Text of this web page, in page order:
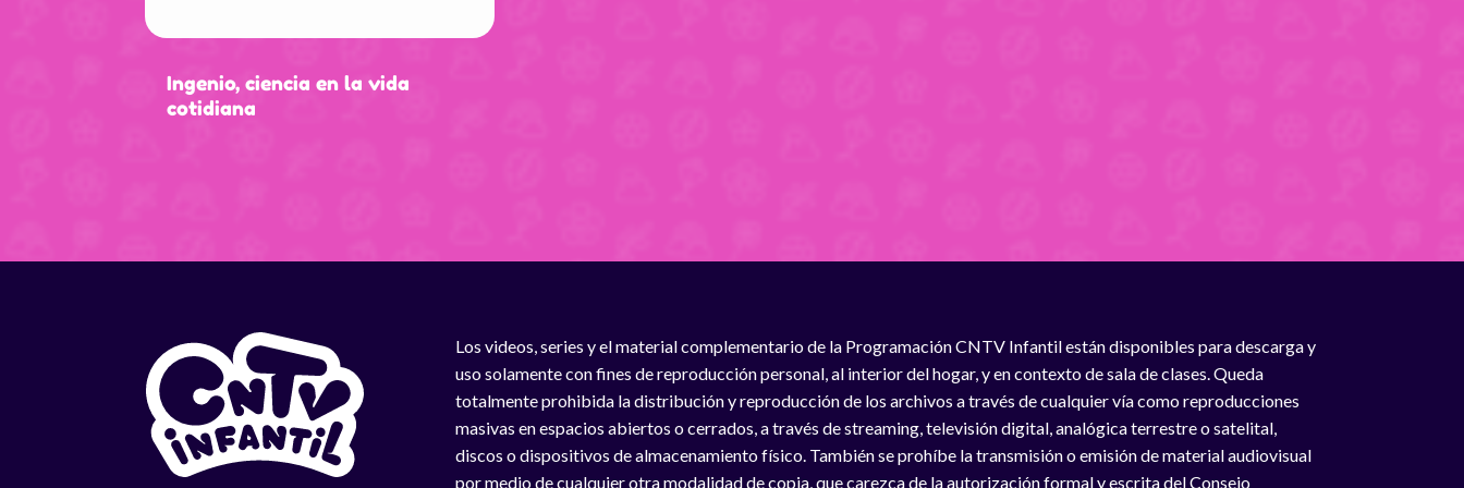
Ingenio, ciencia en la vida
cotidiana
Los videos, series y el material complementario de la Programación CNTV Infantil están disponibles para descarga y
uso solamente con fines de reproducción personal, al interior del hogar, y en contexto de sala de clases. Queda
totalmente prohibida la distribución y reproducción de los archivos a través de cualquier vía como reproducciones
masivas en espacios abiertos o cerrados, a través de streaming, televisión digital, analógica terrestre o satelital,
discos o dispositivos de almacenamiento físico. También se prohíbe la transmisión o emisión de material audiovisual
por medio de cualquier otra modalidad de copia, que carezca de la autorización formal y escrita del Consejo